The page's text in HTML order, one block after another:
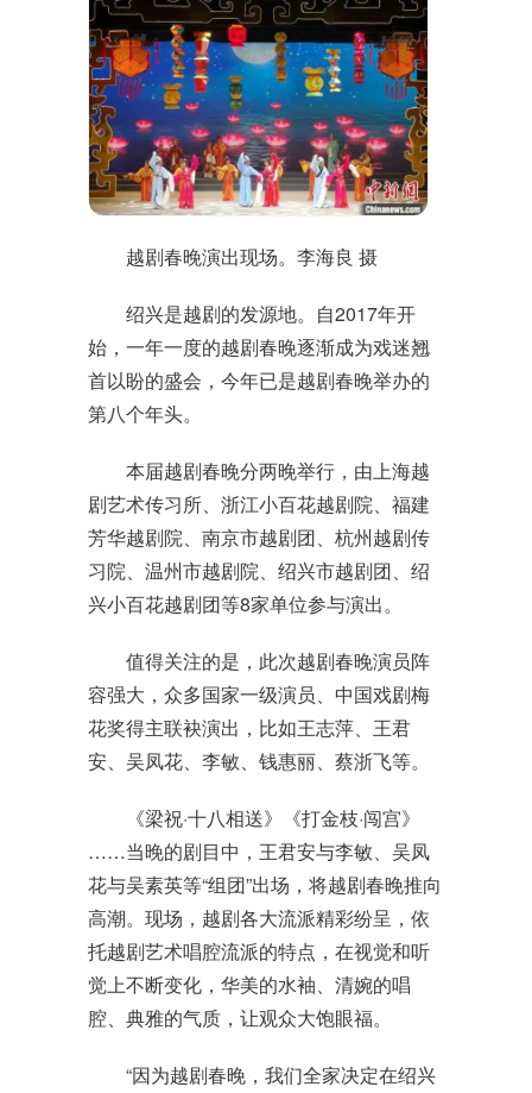
越剧春晚演出现场。李海良 摄
绍兴是越剧的发源地。自2017年开
始，一年一度的越剧春晚逐渐成为戏迷翘
首以盼的盛会，今年已是越剧春晚举办的
第八个年头。
本届越剧春晚分两晚举行，由上海越
剧艺术传习所、浙江小百花越剧院、福建
芳华越剧院、南京市越剧团、杭州越剧传
习院、温州市越剧院、绍兴市越剧团、绍
兴小百花越剧团等8家单位参与演出。
值得关注的是，此次越剧春晚演员阵
容强大，众多国家一级演员、中国戏剧梅
花奖得主联袂演出，比如王志萍、王君
安、吴凤花、李敏、钱惠丽、蔡浙飞等。
《梁祝·十八相送》《打金枝·闯宫》
……当晚的剧目中，王君安与李敏、吴凤
花与吴素英等“组团”出场，将越剧春晚推向
高潮。现场，越剧各大流派精彩纷呈，依
托越剧艺术唱腔流派的特点，在视觉和听
觉上不断变化，华美的水袖、清婉的唱
腔、典雅的气质，让观众大饱眼福。
“因为越剧春晚，我们全家决定在绍兴